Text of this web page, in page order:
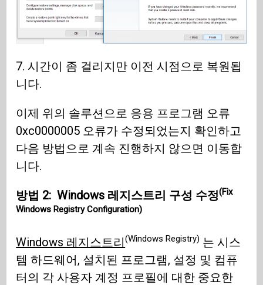
7. 시간이 좀 걸리지만 이전 시점으로 복원됩
니다.
이제 위의 솔루션으로 응용 프로그램 오류
0xc0000005 오류가 수정되었는지 확인하고
다음 방법으로 계속 진행하지 않으면 이동합
니다.
방법 2:Windows 레지스트리 구성 수정(Fix
Windows Registry Configuration)
Windows 레지스트리(Windows Registry) 는 시스
템 하드웨어, 설치된 프로그램, 설정 및 컴퓨
터의 각 사용자 계정 프로필에 대한 중요한